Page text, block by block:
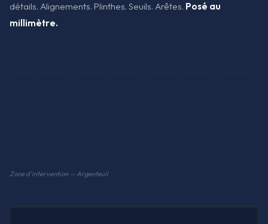
détails. Alignements. Plinthes. Seuils. Arêtes. Posé au
millimètre.
Zone d'intervention — Argenteuil